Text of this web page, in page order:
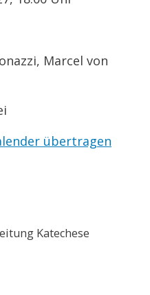
Marcel von
übertragen
Katechese